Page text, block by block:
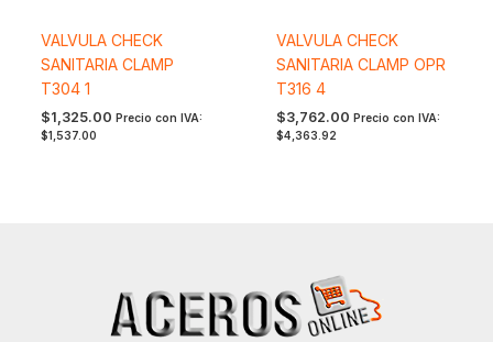
VALVULA CHECK
SANITARIA CLAMP
T304 1
$1,325.00 Precio con IVA:
$1,537.00
VALVULA CHECK
SANITARIA CLAMP OPR
T316 4
$3,762.00 Precio con IVA:
$4,363.92